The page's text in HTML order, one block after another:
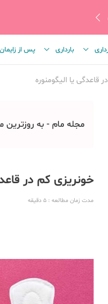
بارداری پس از زایمان
قاعدگی یا الیگومنوره
مجله مام - به روزترین
خونریزی کم در
مدت زمان مطالعه: 5 دقیقه